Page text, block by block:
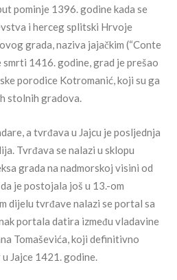
pominje 1396. godine kada se
i herceg splitski Hrvoje
grada, naziva jajačkim (“Conte
smrti 1416. godine, grad je prešao
porodice Kotromanić, koji su ga
stolnih gradova.
a tvrđava u Jajcu je posljednja
Tvrđava se nalazi u sklopu
grada na nadmorskoj visini od
je postojala još u 13.-om
dijelu tvrđave nalazi se portal sa
portala datira između vladavine
Tomaševića, koji definitivno
Jajce 1421. godine.